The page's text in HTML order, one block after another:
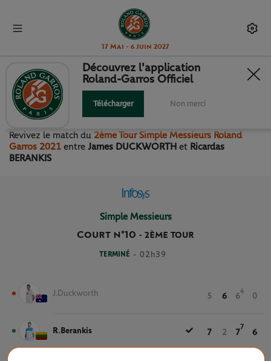
17 Mai - 6 Juin 2027
2ÈME TOUR SIMPLE
MESSIEURS
Revivez le match du 2ème Tour Simple Messieurs Roland
Garros 2021 entre James DUCKWORTH et Ricardas
BERANKIS
Simple Messieurs
Court n°10 - 2ÈME TOUR
TERMINÉ - 02h39
J.Duckworth 5 6 6
4
0
R.Berankis 7 2 7
7
6
Découvrez l'application
Roland-Garros Officiel
Télécharger Non merci